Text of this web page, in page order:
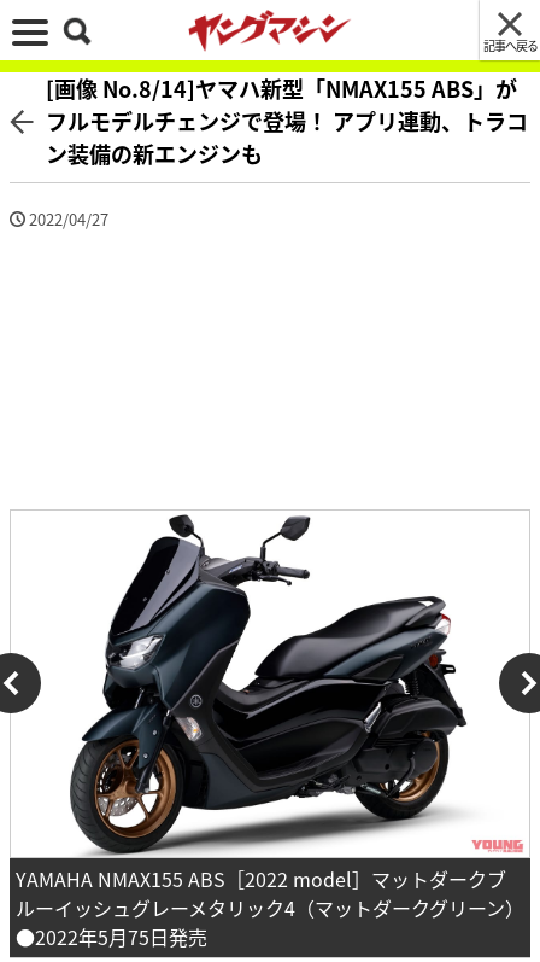
記事へ戻る
[画像 No.8/14]ヤマハ新型「NMAX155 ABS」が
フルモデルチェンジで登場！ アプリ連動、トラコ
ン装備の新エンジンも
2022/04/27
YAMAHA NMAX155 ABS［2022 model］マットダークブ
ルーイッシュグレーメタリック4（マットダークグリーン）
●2022年5月75日発売